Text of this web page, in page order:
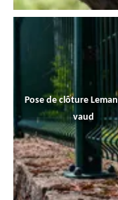
Pose de clôture
vaud